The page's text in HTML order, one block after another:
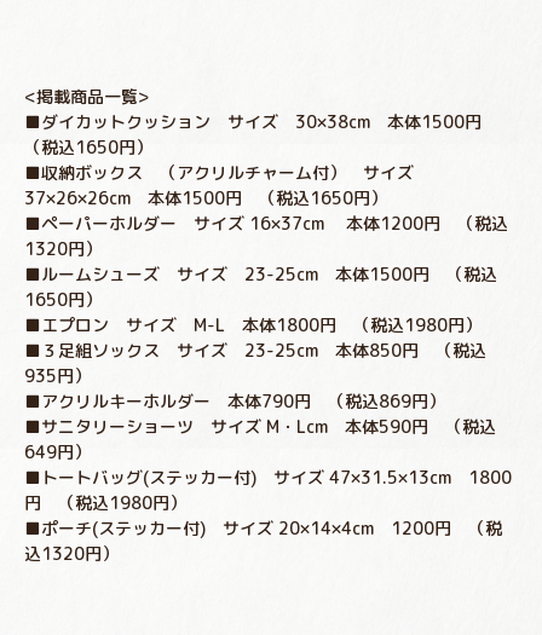
<掲載商品一覧>
■ダイカットクッション サイズ 30×38cm 本体1500円
（税込1650円）
■収納ボックス （アクリルチャーム付） サイズ
37×26×26cm 本体1500円 （税込1650円）
■ペーパーホルダー サイズ 16×37cm 本体1200円 （税込
1320円）
■ルームシューズ サイズ 23-25cm 本体1500円 （税込
1650円）
■エプロン サイズ M-L 本体1800円 （税込1980円）
■３足組ソックス サイズ 23-25cm 本体850円 （税込
935円）
■アクリルキーホルダー 本体790円 （税込869円）
■サニタリーショーツ サイズ M・Lcm 本体590円 （税込
649円）
■トートバッグ(ステッカー付) サイズ 47×31.5×13cm 1800
円 （税込1980円）
■ポーチ(ステッカー付) サイズ 20×14×4cm 1200円 （税
込1320円）